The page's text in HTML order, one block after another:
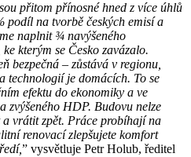
přitom přínosné hned z více úhlů
podíl na tvorbě českých emisí a
naplnit ¾ navýšeného
kterým se Česko zavázalo.
bezpečná – zůstává v regionu,
technologií je domácích. To se
efektu do ekonomiky a ve
zvýšeného HDP. Budovu nelze
a vrátit zpět. Práce probíhají na
renovací zlepšujete komfort
” vysvětluje Petr Holub, ředitel